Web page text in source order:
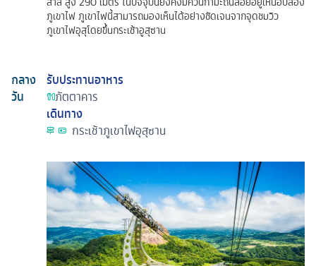
ภูเขาไฟ ภูเขาไฟนี้สามารถมองเห็นได้อย่างชัดเจนจากจุดชมวิว
ภูเขาไฟอุสุโดยขึ้นกระเช้าอูสุซาน
กลาง
วัน
รับประทานอาหาร
ภัตตาคาร
เดินทาง
กระเช้าภูเขาไฟอุสุซาน